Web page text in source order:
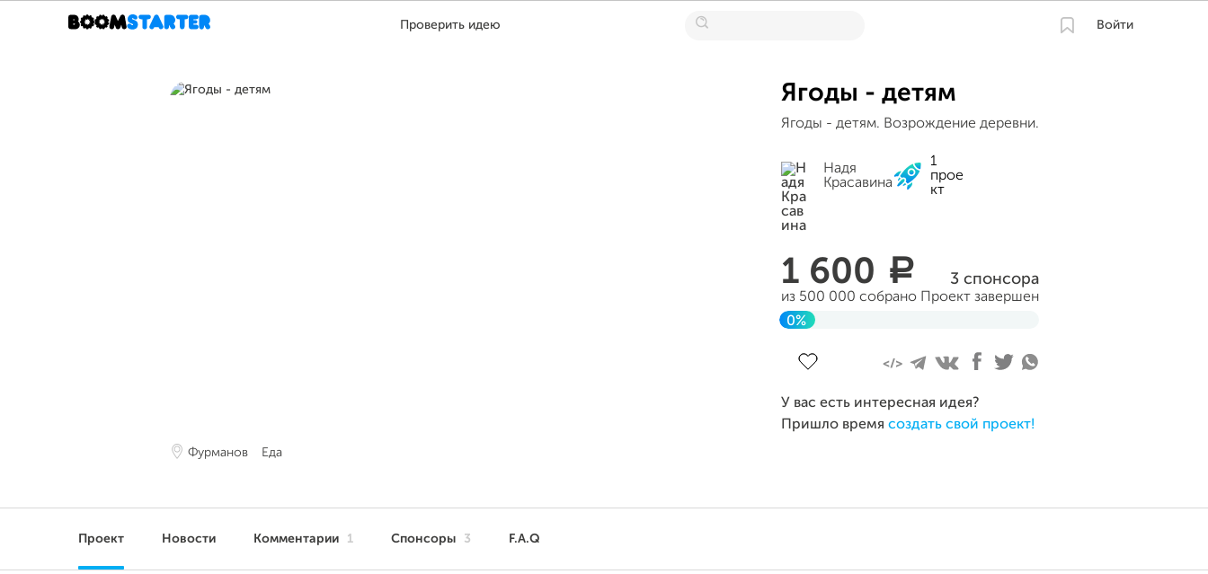
Проверить идею Войти
Фурманов Еда
Ягоды - детям
Ягоды - детям. Возрождение деревни.
Надя
Красавина
1
прое
кт
1 600 a
из 500 000 собрано
3 спонсора
Проект завершен
0%
У вас есть интересная идея?
Пришло время создать свой проект!
Проект Новости Комментарии 1 Спонсоры 3 F.A.Q